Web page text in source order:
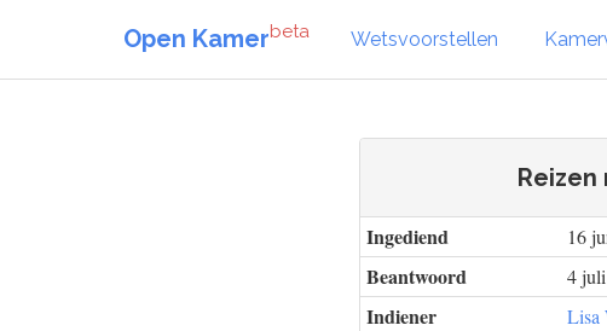
Open Kamerbeta Wetsvoorstellen
Reizen
Ingediend 16
Beantwoord 4
Indiener Lisa